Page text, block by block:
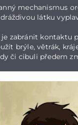
mechanismus
látku
zabránit kontaktu
brýle, větrák,
či cibuli předem